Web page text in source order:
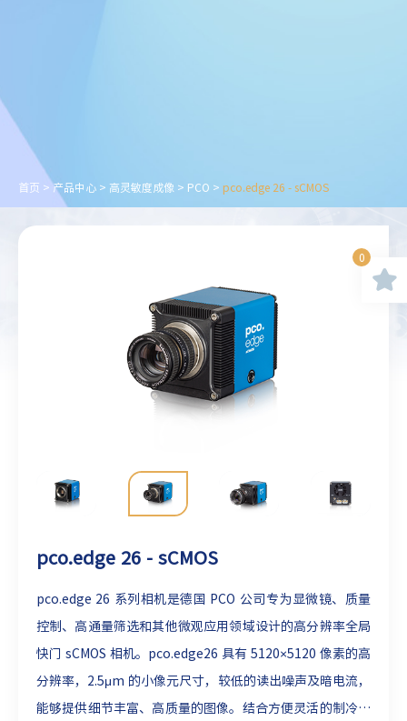
首页 > 产品中心 > 高灵敏度成像 > PCO > pco.edge 26 - sCMOS
pco.edge 26 - sCMOS
pco.edge 26 系列相机是德国 PCO 公司专为显微镜、质量
控制、高通量筛选和其他微观应用领域设计的高分辨率全局
快门 sCMOS 相机。pco.edge26 具有 5120×5120 像素的高
分辨率，2.5μm 的小像元尺寸，较低的读出噪声及暗电流，
能够提供细节丰富、高质量的图像。结合方便灵活的制冷系
0